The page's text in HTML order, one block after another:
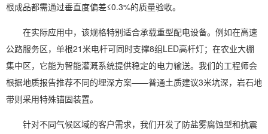
根成品都需通过垂直度偏差≤0.3%的质量验收。
在实际应用中，该规格特别适合承载重型配电设备。例如在高速
公路服务区，单根21米电杆可同时支撑8组LED高杆灯；在农业大棚
集中区，它能为智能灌溉系统提供稳定的电力输送。我们的工程师会
根据地质报告推荐不同的埋深方案——普通土质建议3米坑深，岩石地
带则采用特殊锚固装置。
针对不同气候区域的客户需求，我们开发了防盐雾腐蚀型和抗震